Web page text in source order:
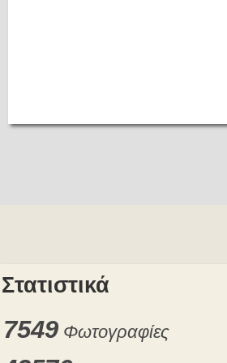
Στατιστικά
7549 Φωτογραφίες